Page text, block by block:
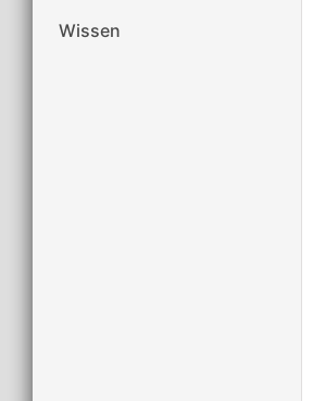
Wissen